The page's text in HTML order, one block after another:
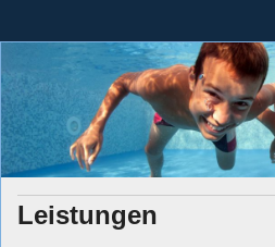
Dauber Schwimmanlagen GmbH
Leistungen
Service
Produkte
Dauber
Seit mehr als 45 Jahren im
Leistungen